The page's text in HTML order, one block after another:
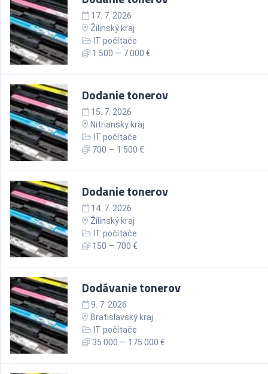
17. 7. 2026
Žilinský kraj
IT počítače
1 500 — 7 000 €
Dodanie tonerov
15. 7. 2026
Nitriansky kraj
IT počítače
700 — 1 500 €
Dodanie tonerov
14. 7. 2026
Žilinský kraj
IT počítače
150 — 700 €
Dodávanie tonerov
9. 7. 2026
Bratislavský kraj
IT počítače
35 000 — 175 000 €